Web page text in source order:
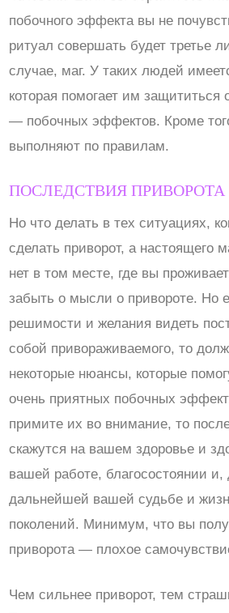
побочного эффекта вы не
ритуал совершать будет третье
случае, маг. У таких людей
которая помогает им защититься
— побочных эффектов. Кроме
выполняют по правилам.
ПОСЛЕДСТВИЯ ПРИВОРОТА
Но что делать в тех ситуациях,
сделать приворот, а настоящего
нет в том месте, где вы
забыть о мысли о привороте. Но
решимости и желания видеть
собой привораживаемого, то
некоторые нюансы, которые
очень приятных побочных
примите их во внимание, то
скажутся на вашем здоровье и
вашей работе, благосостоянии и,
дальнейшей вашей судьбе и
поколений. Минимум, что вы
приворота — плохое
Чем сильнее приворот, тем